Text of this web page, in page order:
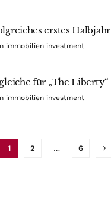
erstes Halbjahr
immobilien investment
für „The Liberty“
immobilien investment
1 2 … 6